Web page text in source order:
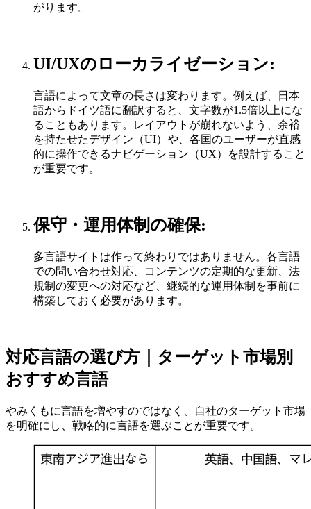
がります。
UI/UXのローカライゼーション:
言語によって文章の長さは変わります。例えば、日本
語からドイツ語に翻訳すると、文字数が1.5倍以上にな
ることもあります。レイアウトが崩れないよう、余裕
を持たせたデザイン（UI）や、各国のユーザーが直感
的に操作できるナビゲーション（UX）を設計すること
が重要です。
保守・運用体制の確保:
多言語サイトは作って終わりではありません。各言語
での問い合わせ対応、コンテンツの定期的な更新、法
規制の変更への対応など、継続的な運用体制を事前に
構築しておく必要があります。
対応言語の選び方｜ターゲット市場別
おすすめ言語
やみくもに言語を増やすのではなく、自社のターゲット市場
を明確にし、戦略的に言語を選ぶことが重要です。